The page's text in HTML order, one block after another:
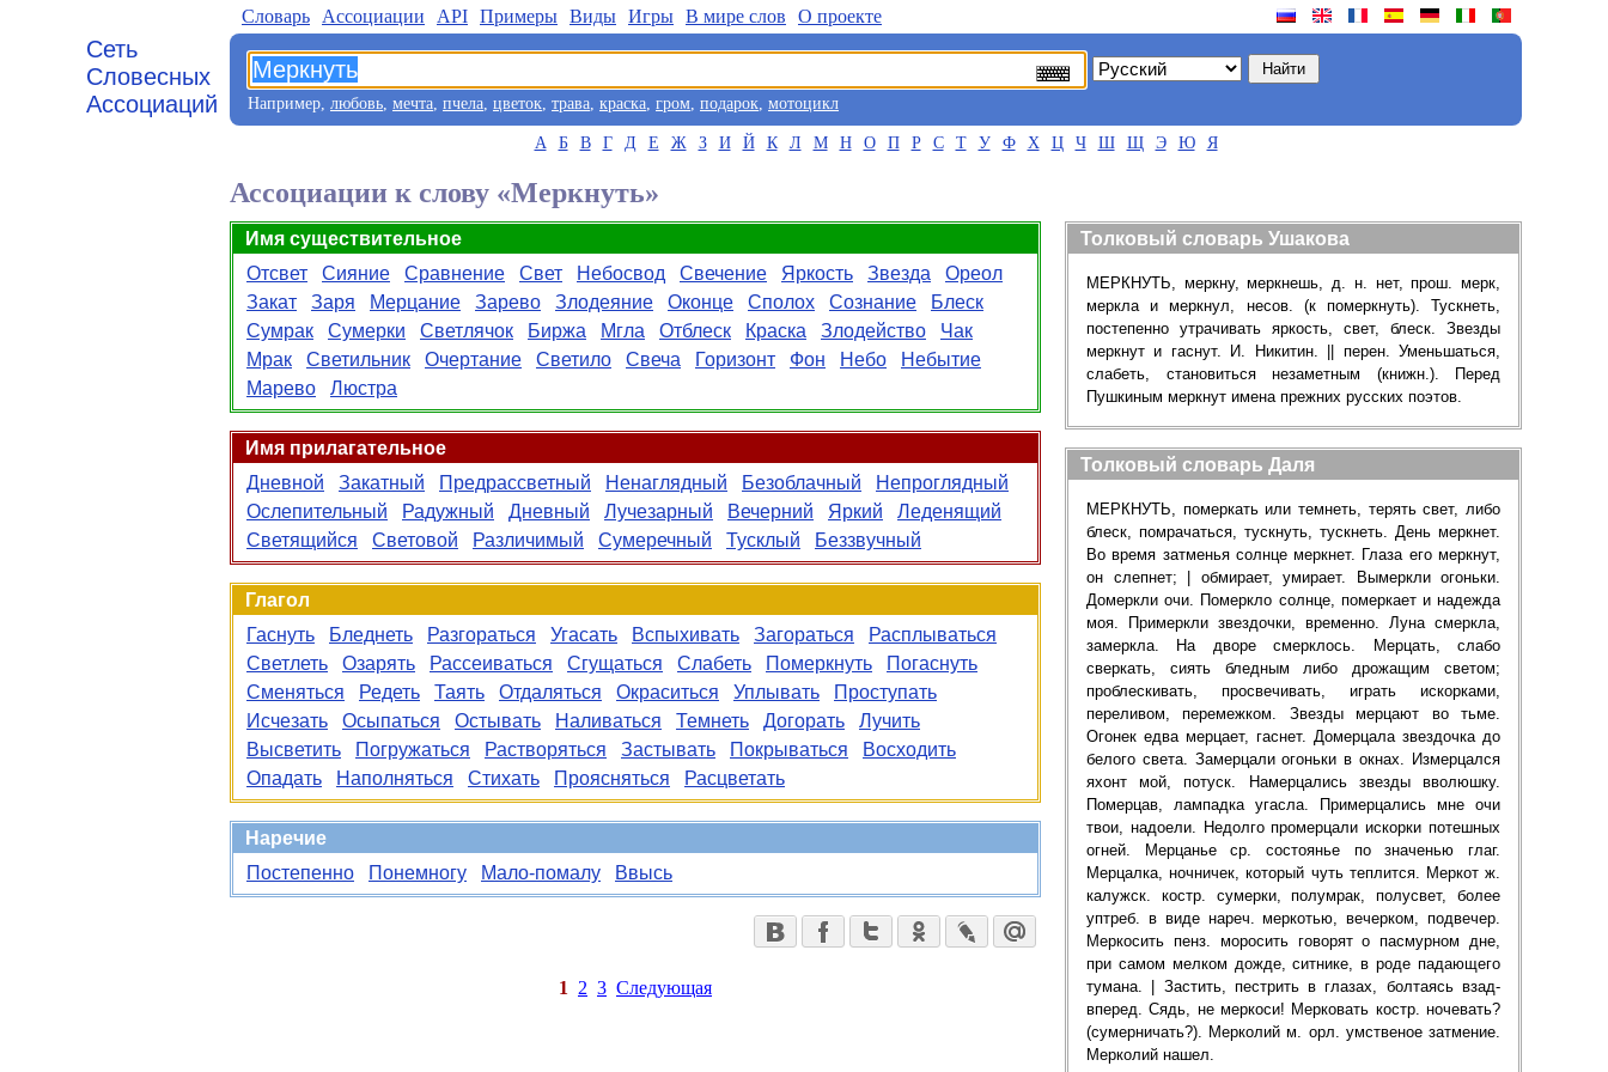
Сеть
Словесных
Ассоциаций
Словарь Aссоциации API Примеры Виды Игры В мире слов О проекте
Например, любовь, мечта, пчела, цветок, трава, краска, гром, подарок, мотоцикл
А Б В Г Д Е Ж З И Й К Л М Н О П Р С Т У Ф Х Ц Ч Ш Щ Э Ю Я
Ассоциации к слову «Меркнуть»
Имя существительное
Отсвет
Сияние Сравнение Свет Небосвод Свечение Яркость Звезда
Ореол
Закат
Заря Мерцание Зарево Злодеяние Оконце Сполох Сознание
Блеск
Сумрак
Сумерки Светлячок Биржа Мгла Отблеск Краска Злодейство
Чак
Мрак
Светильник Очертание Светило Свеча Горизонт Фон Небо
Небытие
Марево
Люстра
Имя прилагательное
Дневной
Закатный Предрассветный Ненаглядный Безоблачный
Непроглядный
Ослепительный
Радужный Дневный Лучезарный Вечерний Яркий
Леденящий
Светящийся
Световой Различимый Сумеречный Тусклый Беззвучный
Глагол
Гаснуть
Бледнеть Разгораться Угасать Вспыхивать Загораться
Расплываться
Светлеть
Озарять Рассеиваться Сгущаться Слабеть Померкнуть
Погаснуть
Сменяться
Редеть Таять Отдаляться Окраситься Уплывать
Проступать
Исчезать
Осыпаться Остывать Наливаться Темнеть Догорать
Лучить
Высветить
Погружаться Растворяться Застывать Покрываться
Восходить
Опадать
Наполняться Стихать Проясняться Расцветать
Наречие
Постепенно
Понемногу Мало-помалу Ввысь
1 2 3 Следующая
Толковый словарь Ушакова
МЕРКНУТЬ, меркну, меркнешь, д. н. нет, прош. мерк,
меркла и меркнул, несов. (к померкнуть). Тускнеть,
постепенно утрачивать яркость, свет, блеск. Звезды
меркнут и гаснут. И. Никитин. || перен. Уменьшаться,
слабеть, становиться незаметным (книжн.). Перед
Пушкиным меркнут имена прежних русских поэтов.
Толковый словарь Даля
МЕРКНУТЬ, померкать или темнеть, терять свет, либо
блеск, помрачаться, тускнуть, тускнеть. День меркнет.
Во время затменья солнце меркнет. Глаза его меркнут,
он слепнет; | обмирает, умирает. Вымеркли огоньки.
Домеркли очи. Померкло солнце, померкает и надежда
моя. Примеркли звездочки, временно. Луна смеркла,
замеркла. На дворе смерклось. Мерцать, слабо
сверкать, сиять бледным либо дрожащим светом;
проблескивать, просвечивать, играть искорками,
переливом, перемежком. Звезды мерцают во тьме.
Огонек едва мерцает, гаснет. Домерцала звездочка до
белого света. Замерцали огоньки в окнах. Измерцался
яхонт мой, потуск. Намерцались звезды вволюшку.
Померцав, лампадка угасла. Примерцались мне очи
твои, надоели. Недолго промерцали искорки потешных
огней. Мерцанье ср. состоянье по значенью глаг.
Мерцалка, ночничек, который чуть теплится. Меркот ж.
калужск. костр. сумерки, полумрак, полусвет, более
уптреб. в виде нареч. меркотью, вечерком, подвечер.
Меркосить пенз. моросить говорят о пасмурном дне,
при самом мелком дожде, ситнике, в роде падающего
тумана. | Застить, пестрить в глазах, болтаясь взад-
вперед. Сядь, не меркоси! Мерковать костр. ночевать?
(сумерничать?). Мерколий м. орл. умственое затмение.
Мерколий нашел.